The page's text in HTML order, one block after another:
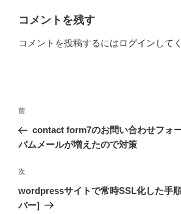
コメントを残す
コメントを投稿するにはログイン して
投
ナ
ゲ
ー
シ
前
の
投
前
contact form7のお問い合わせフォ
パムメールが増えたので対策
次
の
投
次
wordpressサイトで常時SSL化した手
バー]